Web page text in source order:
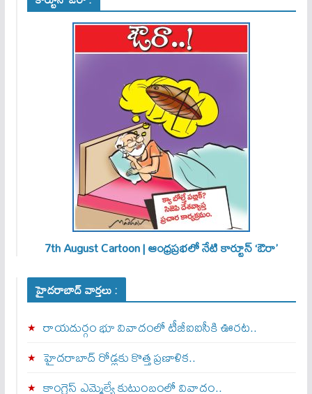
7th August Cartoon | ఆంధ్రప్రభలో నేటి కార్టూన్ ‘ఔరా’
హైదరాబాద్ వార్తలు :
రాయదుర్గం భూ వివాదంలో టీజీఐఐసీకి ఊరట..
హైదరాబాద్ రోడ్లకు కొత్త ప్రణాళిక..
కాంగ్రెస్ ఎమ్మెల్యే కుటుంబంలో వివాదం..